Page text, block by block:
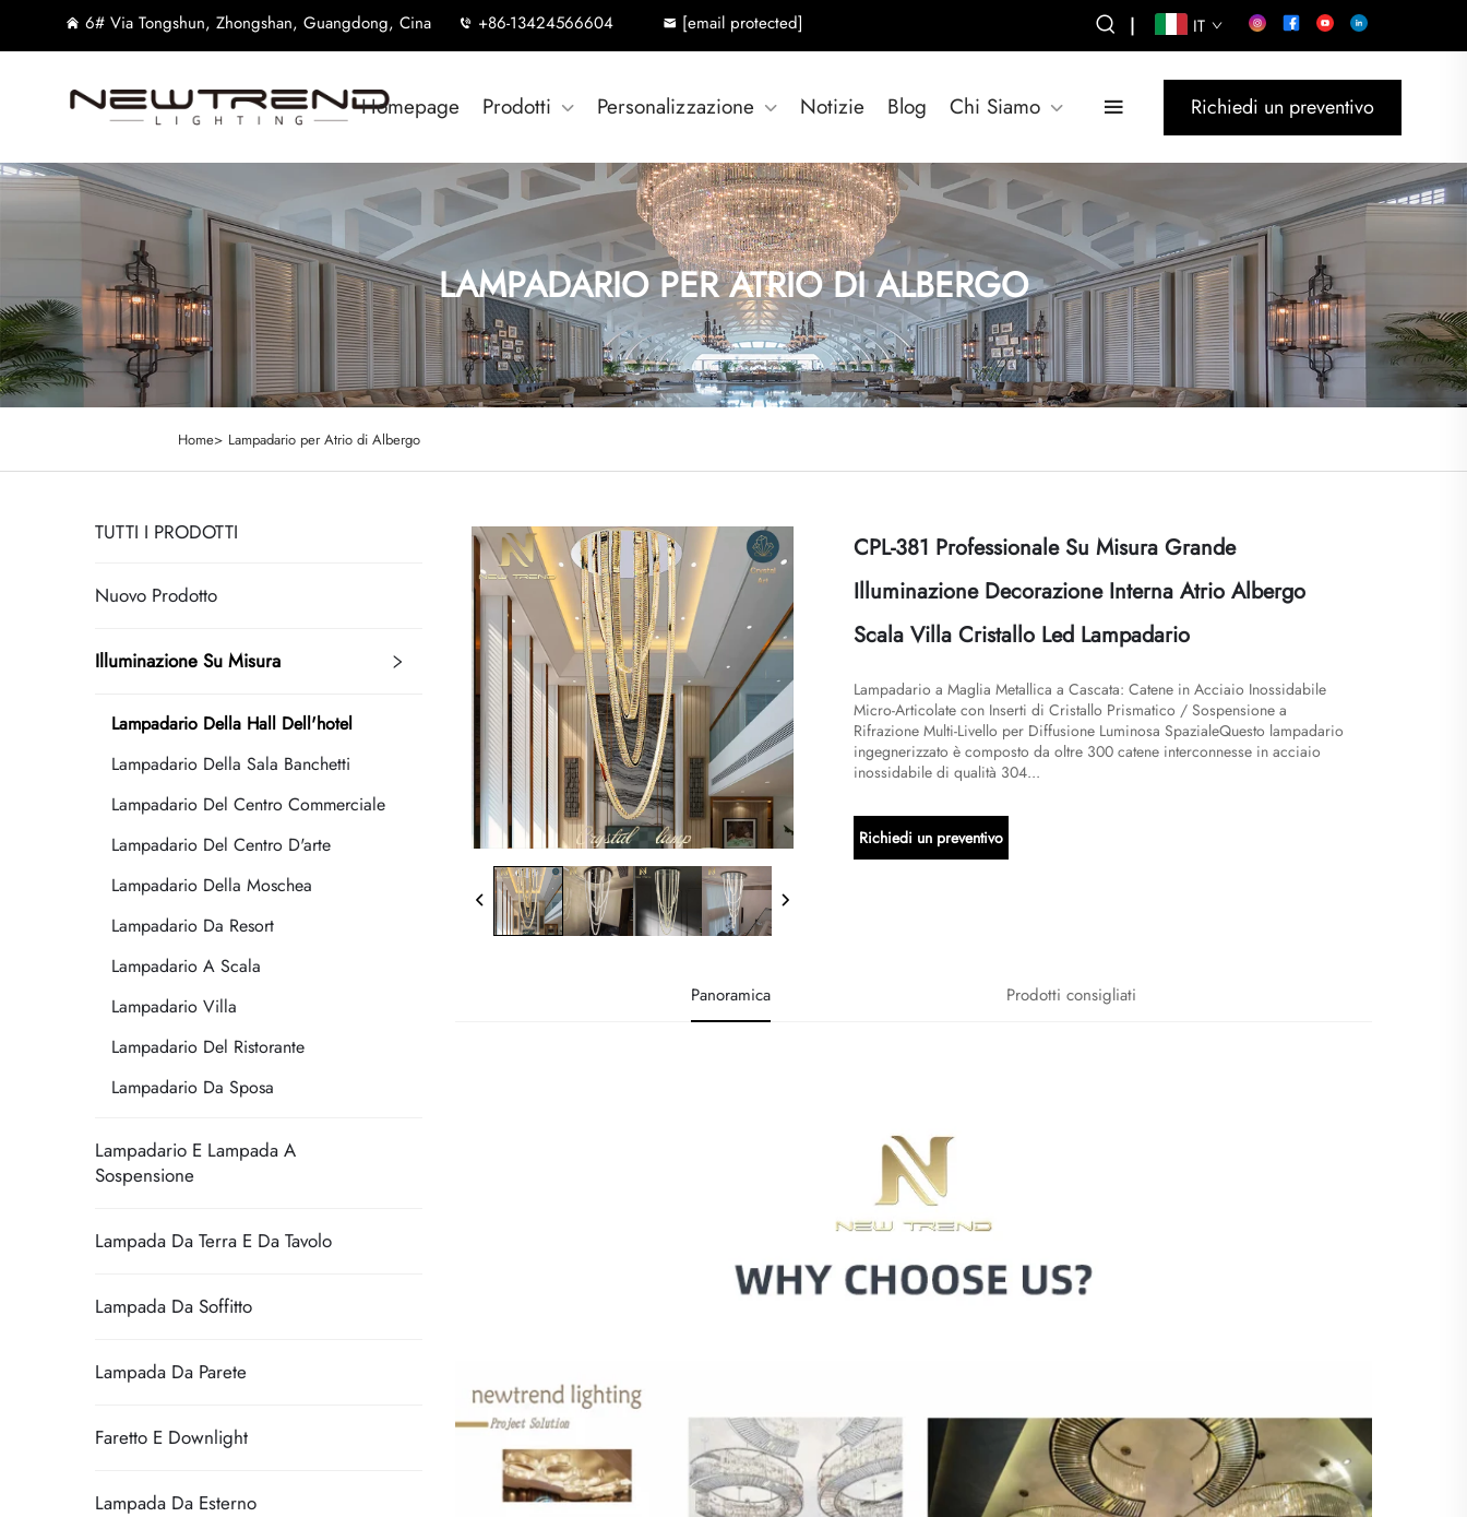
6# Via Tongshun, Zhongshan, Guangdong, Cina +86-13424566604 [email protected] | IT
Homepage Prodotti Personalizzazione Notizie Blog Chi Siamo Richiedi un preventivo
LAMPADARIO PER ATRIO DI ALBERGO
Home> Lampadario per Atrio di Albergo
TUTTI I PRODOTTI
Nuovo Prodotto
Illuminazione Su Misura
Lampadario Della Hall Dell'hotel
Lampadario Della Sala Banchetti
Lampadario Del Centro Commerciale
Lampadario Del Centro D'arte
Lampadario Della Moschea
Lampadario Da Resort
Lampadario A Scala
Lampadario Villa
Lampadario Del Ristorante
Lampadario Da Sposa
Lampadario E Lampada A
Sospensione
Lampada Da Terra E Da Tavolo
Lampada Da Soffitto
Lampada Da Parete
Faretto E Downlight
Lampada Da Esterno
CPL-381 Professionale Su Misura Grande
Illuminazione Decorazione Interna Atrio Albergo
Scala Villa Cristallo Led Lampadario
Lampadario a Maglia Metallica a Cascata: Catene in Acciaio Inossidabile
Micro-Articolate con Inserti di Cristallo Prismatico / Sospensione a
Rifrazione Multi-Livello per Diffusione Luminosa Spaziale​Questo lampadario
ingegnerizzato è composto da oltre 300 catene interconnesse in acciaio
inossidabile di qualità 304...
Richiedi un preventivo
Panoramica Prodotti consigliati